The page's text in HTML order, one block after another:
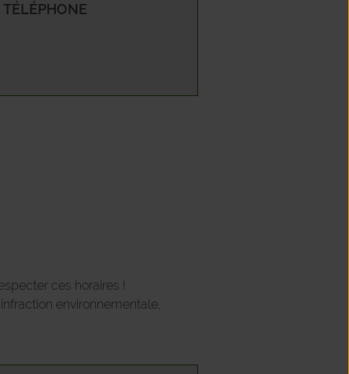
ces horaires !
environnementale,